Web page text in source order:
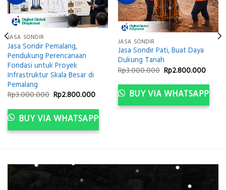
JASA SONDIR
Jasa Sondir Pemalang,
Pendukung Perencanaan
Fondasi untuk Proyek
Infrastruktur Skala Besar di
Pemalang
Rp3.000.000 Original
price
was:
Rp3.000.000.
Rp2.800.000Current
is:
Rp2.800.000.
BUY VIA WHATSAPP
JASA SONDIR
Jasa Sondir Pati, Buat Daya
Dukung Tanah
Rp3.000.000 Original
price
was:
Rp3.000.000.
Rp2.800.000
is:
BUY VIA WHATSAPP